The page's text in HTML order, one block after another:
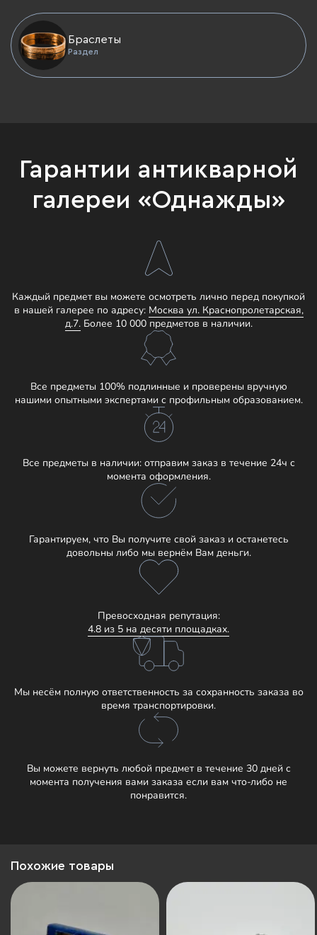
Браслеты
Раздел
Гарантии антикварной
галереи «Однажды»
Каждый предмет вы можете осмотреть лично перед покупкой
в нашей галерее по адресу: Москва ул. Краснопролетарская,
д.7.Более 10 000 предметов в наличии.
Все предметы 100% подлинные и проверены вручную
нашими опытными экспертами с профильным образованием.
Все предметы в наличии: отправим заказ в течение 24ч с
момента оформления.
Гарантируем, что Вы получите свой заказ и останетесь
довольны либо мы вернём Вам деньги.
Превосходная репутация:
4.8 из 5 на десяти площадках.
Мы несём полную ответственность за сохранность заказа во
время транспортировки.
Вы можете вернуть любой предмет в течение 30 дней с
момента получения вами заказа если вам что-либо не
понравится.
Похожие товары